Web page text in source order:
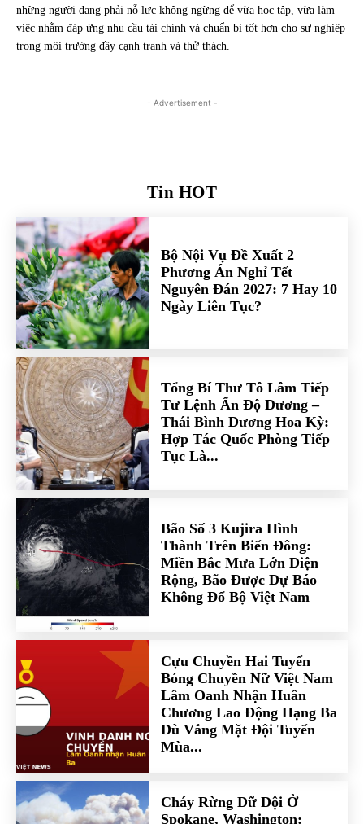
Tin HOT
Bộ Nội Vụ Đề Xuất 2
Phương Án Nghỉ Tết
Nguyên Đán 2027: 7 Hay 10
Ngày Liên Tục?
Tổng Bí Thư Tô Lâm Tiếp
Tư Lệnh Ấn Độ Dương –
Thái Bình Dương Hoa Kỳ:
Hợp Tác Quốc Phòng Tiếp
Tục Là...
Bão Số 3 Kujira Hình
Thành Trên Biển Đông:
Miền Bắc Mưa Lớn Diện
Rộng, Bão Được Dự Báo
Không Đổ Bộ Việt Nam
Cựu Chuyền Hai Tuyển
Bóng Chuyền Nữ Việt Nam
Lâm Oanh Nhận Huân
Chương Lao Động Hạng Ba
Dù Vắng Mặt Đội Tuyển
Mùa...
Cháy Rừng Dữ Dội Ở
Spokane, Washington:
những người đang phải nỗ lực không ngừng để vừa học tập, vừa làm
việc nhằm đáp ứng nhu cầu tài chính và chuẩn bị tốt hơn cho sự nghiệp
trong môi trường đầy cạnh tranh và thử thách.
- Advertisement -